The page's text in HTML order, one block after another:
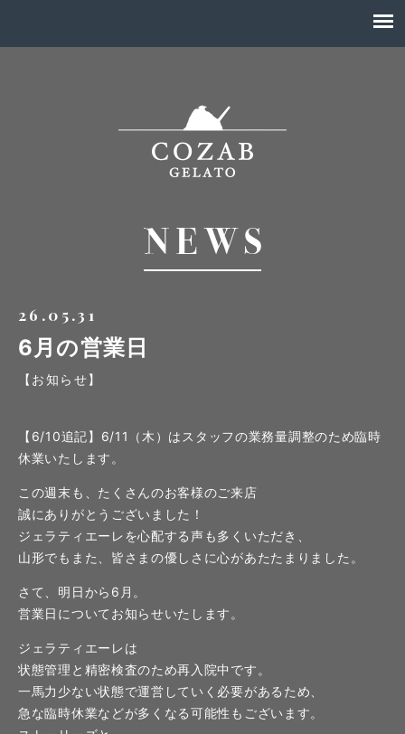
26.05.31
6月の営業日
【お知らせ】
【6/10追記】6/11（木）はスタッフの業務量調整のため臨時
休業いたします。
この週末も、たくさんのお客様のご来店
誠にありがとうございました！
ジェラティエーレを心配する声も多くいただき、
山形でもまた、皆さまの優しさに心があたたまりました。
さて、明日から6月。
営業日についてお知らせいたします。
ジェラティエーレは
状態管理と精密検査のため再入院中です。
一馬力少ない状態で運営していく必要があるため、
急な臨時休業などが多くなる可能性もございます。